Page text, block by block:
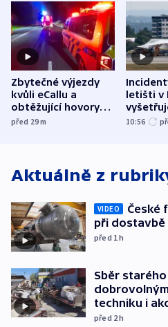
Zbytečné výjezdy
kvůli eCallu a
obtěžující hovory
zdržují záchranáře
před 29m
letišti v
jako
10:56
Aktuálně z
VIDEO
České
při dostavbě
před 1h
Sběr
techniku i
před 2h